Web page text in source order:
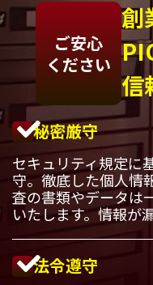
ご安心
ください
創
信
秘密厳守
セキュリティ規定に
守。徹底した個人情
査の書類やデータは
いたします。情報が
法令遵守